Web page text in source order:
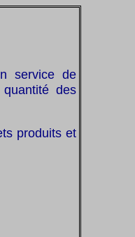
service de
des
produits et